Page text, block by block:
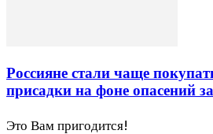
Россияне стали чаще
присадки на фоне опасений
Это Вам пригодится!